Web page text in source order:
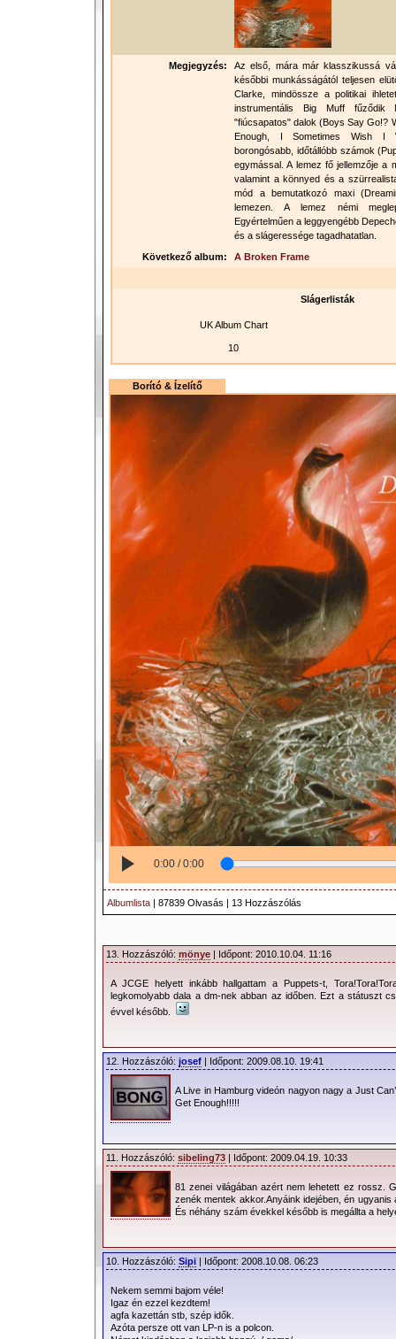
Megjegyzés:
Az első, mára már klasszikussá
későbbi munkásságától teljesen
Clarke, mindössze a politikai
instrumentális Big Muff fűződik
"fiúcsapatos" dalok (Boys Say Go!?
Enough, I Sometimes Wish I
borongósabb, időtállóbb számok
egymással. A lemez fő jellemzője a
valamint a könnyed és a
mód a bemutatkozó maxi
lemezen. A lemez némi
Egyértelműen a leggyengébb
és a slágeressége tagadhatatlan.
Következő album:
A Broken Frame
Slágerlisták
UK Album Chart
10
Borító & Ízelítő
0:00 / 0:00
Albumlista | 87839 Olvasás | 13 Hozzászólás
13. Hozzászóló: mönye | Időpont: 2010.10.04. 11:16
A JCGE helyett inkább hallgattam a Puppets-t,
legkomolyabb dala a dm-nek abban az időben. Ezt a státuszt
évvel később.
12. Hozzászóló: josef | Időpont: 2009.08.10. 19:41
A Live in Hamburg videón nagyon nagy a Just
Get Enough!!!!!
11. Hozzászóló: sibeling73 | Időpont: 2009.04.19. 10:33
81 zenei világában azért nem lehetett ez rossz.
zenék mentek akkor.Anyáink idejében, én
És néhány szám évekkel később is megállta a
10. Hozzászóló: Sipi | Időpont: 2008.10.08. 06:23
Nekem semmi bajom véle!
Igaz én ezzel kezdtem!
agfa kazettán stb, szép idők.
Azóta persze ott van LP-n is a polcon.